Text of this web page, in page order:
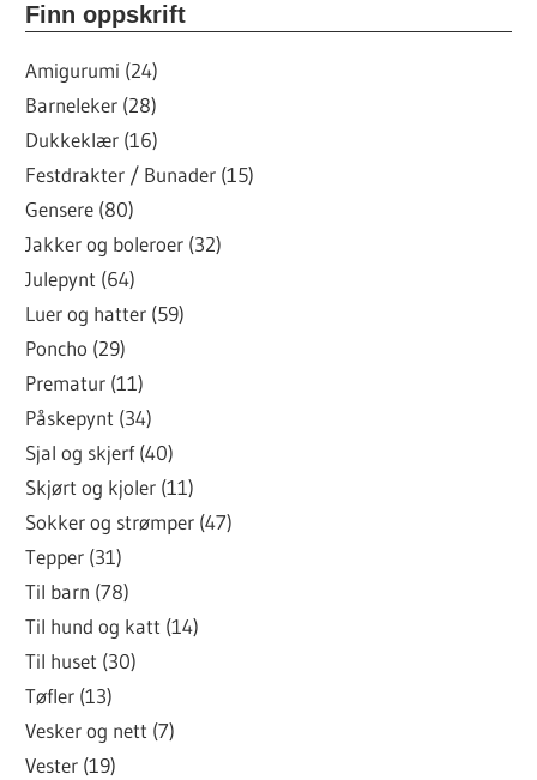
Finn oppskrift
Amigurumi (24)
Barneleker (28)
Dukkeklær (16)
Festdrakter / Bunader (15)
Gensere (80)
Jakker og boleroer (32)
Julepynt (64)
Luer og hatter (59)
Poncho (29)
Prematur (11)
Påskepynt (34)
Sjal og skjerf (40)
Skjørt og kjoler (11)
Sokker og strømper (47)
Tepper (31)
Til barn (78)
Til hund og katt (14)
Til huset (30)
Tøfler (13)
Vesker og nett (7)
Vester (19)